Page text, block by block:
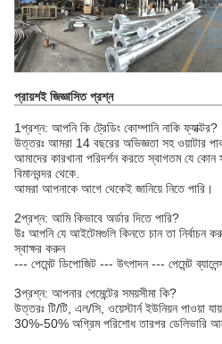
প্রায়শই জিজ্ঞাসিত প্রশ্ন
1প্রশ্ন: আপনি কি ট্রেডিং কোম্পানি নাকি ফ্যাক্টর?
উত্তরঃ আমরা 14 বছরের অভিজ্ঞতা সহ ওয়াটার
আমাদের কারখানা পরিদর্শন করতে স্বাগতম যে কোন
বিমানবন্দর থেকে.
আমরা আপনাকে আগে থেকেই জানিয়ে নিতে পারি।
2প্রশ্ন: আমি কিভাবে অর্ডার দিতে পারি?
উঃ আপনি যে আইটেমগুলি কিনতে চান তা
স্বাক্ষর করুন
--- পেমেন্ট ডিপোজিট --- উৎপাদন --- পেমেন্ট
3প্রশ্ন: আপনার পেমেন্টের সময়সীমা কি?
উত্তরঃ টি/টি, এল/সি, ওয়েস্টার্ন ইউনিয়ন পাওয়া
30%-50% অগ্রিম পরিশোধ তারপর ডেলিভারি